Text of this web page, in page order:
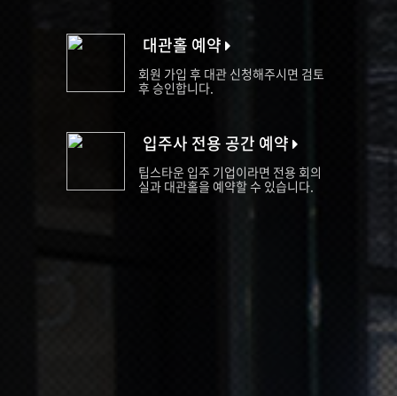
대관홀 예약
회원 가입 후 대관 신청해주시면 검토
후 승인합니다.
입주사 전용 공간 예약
팁스타운 입주 기업이라면 전용 회의
실과 대관홀을 예약할 수 있습니다.